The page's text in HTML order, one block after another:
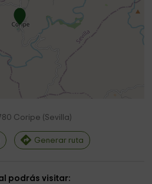
Coripe (Sevilla)
Generar ruta
podrás visitar: